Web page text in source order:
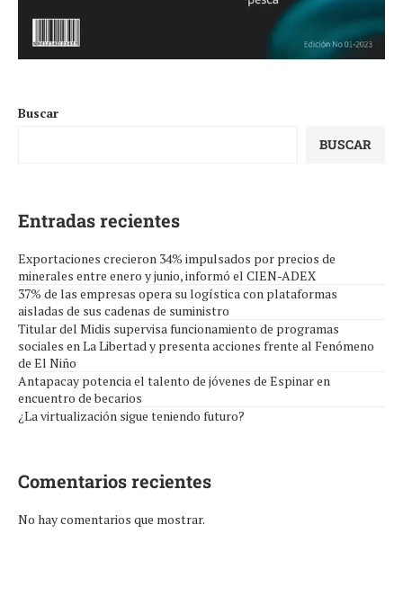
Buscar
BUSCAR
Entradas recientes
Exportaciones crecieron 34% impulsados por precios de
minerales entre enero y junio, informó el CIEN-ADEX
37% de las empresas opera su logística con plataformas
aisladas de sus cadenas de suministro
Titular del Midis supervisa funcionamiento de programas
sociales en La Libertad y presenta acciones frente al Fenómeno
de El Niño
Antapacay potencia el talento de jóvenes de Espinar en
encuentro de becarios
¿La virtualización sigue teniendo futuro?
Comentarios recientes
No hay comentarios que mostrar.